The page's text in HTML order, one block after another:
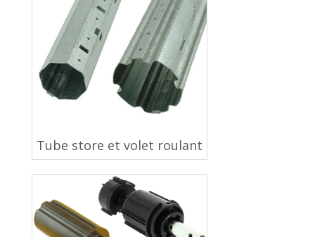
Tube store et volet roulant